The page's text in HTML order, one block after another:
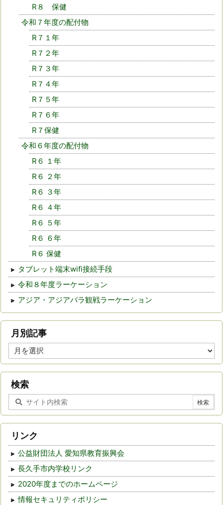
R８ 保健
令和７年度の配付物
R７１年
R７２年
R７３年
R７４年
R７５年
R７６年
R７保健
令和６年度の配付物
R６ １年
R６ ２年
R６ ３年
R６ ４年
R６ ５年
R６ ６年
R６ 保健
タブレット端末wifi接続手段
令和８年度ラーケーション
アジア・アジアパラ観戦ラーケーション
月別記事
月
別
事
検索
リンク
公益財団法人 愛知県教育振興会
長久手市内学校リンク
2020年度までのホームページ
情報セキュリティポリシー